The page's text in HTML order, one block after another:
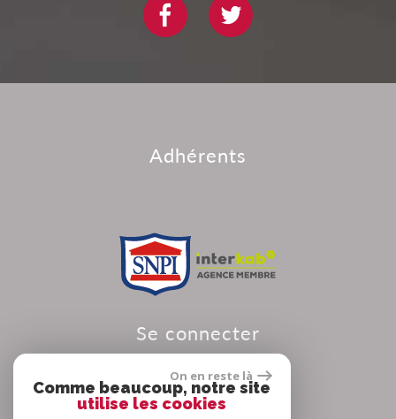
adhérents
se connecter
On en reste là
Comme beaucoup, notre site
utilise les cookies